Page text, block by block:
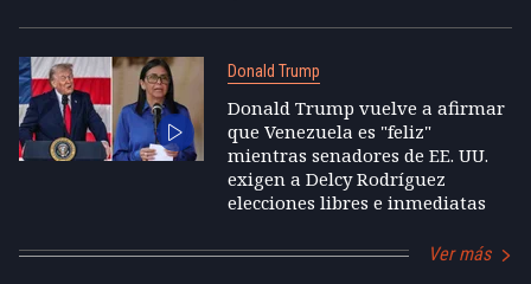
Donald Trump
Donald Trump vuelve a afirmar
que Venezuela es "feliz"
mientras senadores de EE. UU.
exigen a Delcy Rodríguez
elecciones libres e inmediatas
Ver más